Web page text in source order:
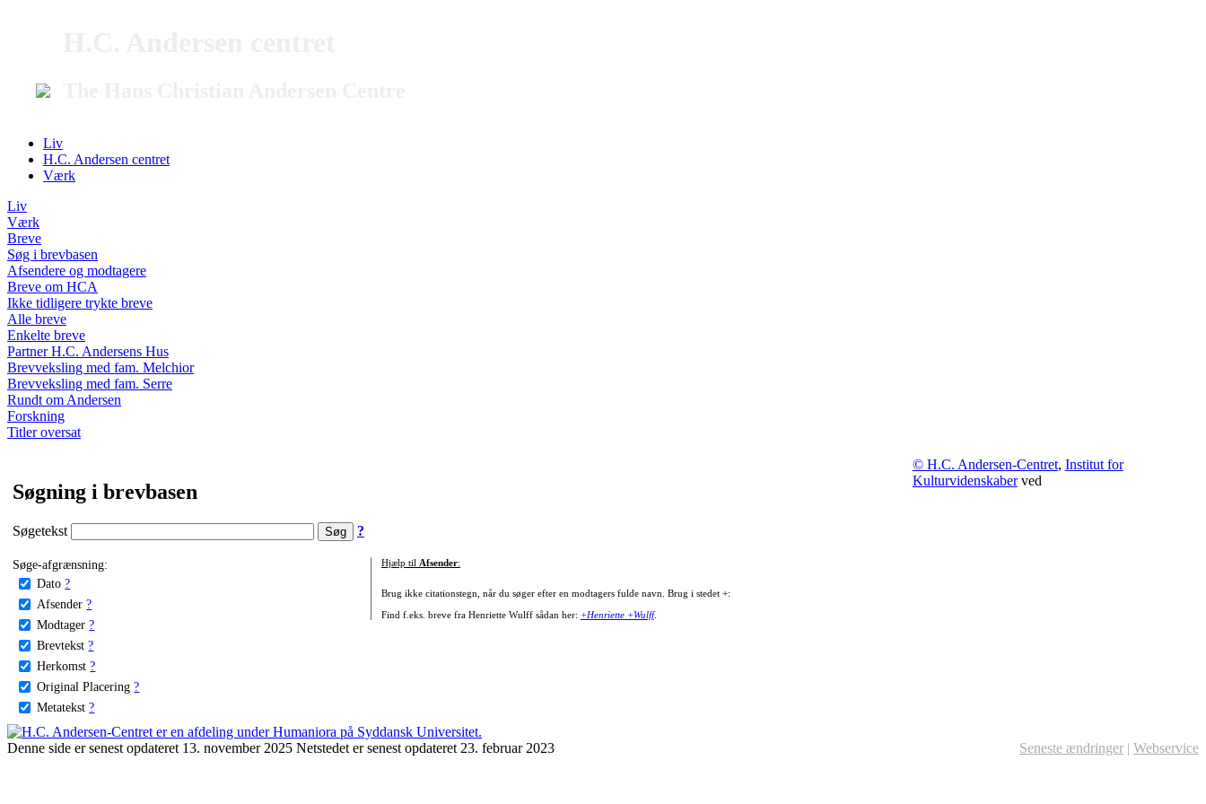
Liv
H.C. Andersen centret
Værk
Liv
Værk
Breve
Søg i brevbasen
Afsendere og modtagere
Breve om HCA
Ikke tidligere trykte breve
Alle breve
Enkelte breve
Partner H.C. Andersens Hus
Brevveksling med fam. Melchior
Brevveksling med fam. Serre
Rundt om Andersen
Forskning
Titler oversat
Søgning i brevbasen
Søgetekst ?
Søge-afgrænsning:
Dato ?
Afsender ?
Modtager ?
Brevtekst ?
Herkomst ?
Original Placering ?
Metatekst ?
Hjælp til Afsender:
Brug ikke citationstegn, når du søger efter en modtagers fulde navn. Brug i stedet +:
Find f.eks. breve fra Henriette Wulff sådan her: +Henriette +Wulff.
© H.C. Andersen-Centret, Institut for
Kulturvidenskaberved
Denne side er senest opdateret 13. november 2025 Netstedet er senest opdateret 23. februar 2023 Seneste ændringer | Webservice